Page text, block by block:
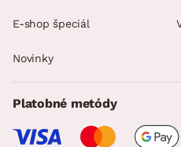
E-shop špeciál
Novinky
Platobné metódy